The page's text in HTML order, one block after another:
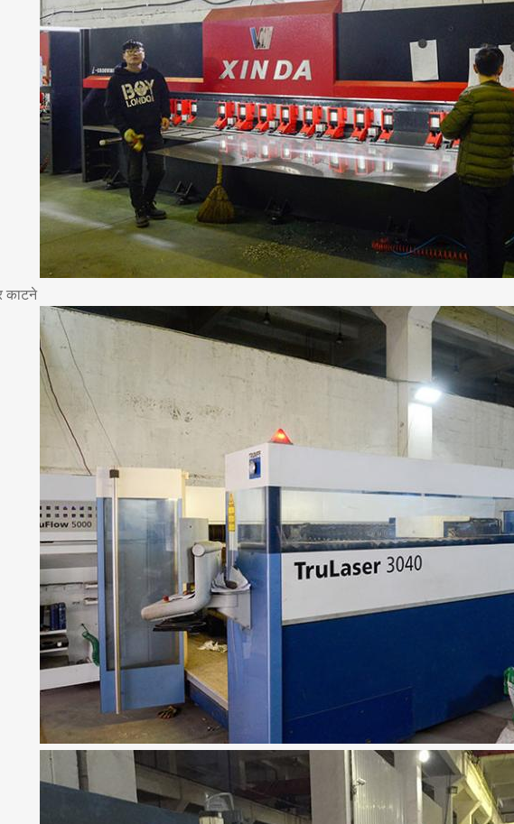
काटने